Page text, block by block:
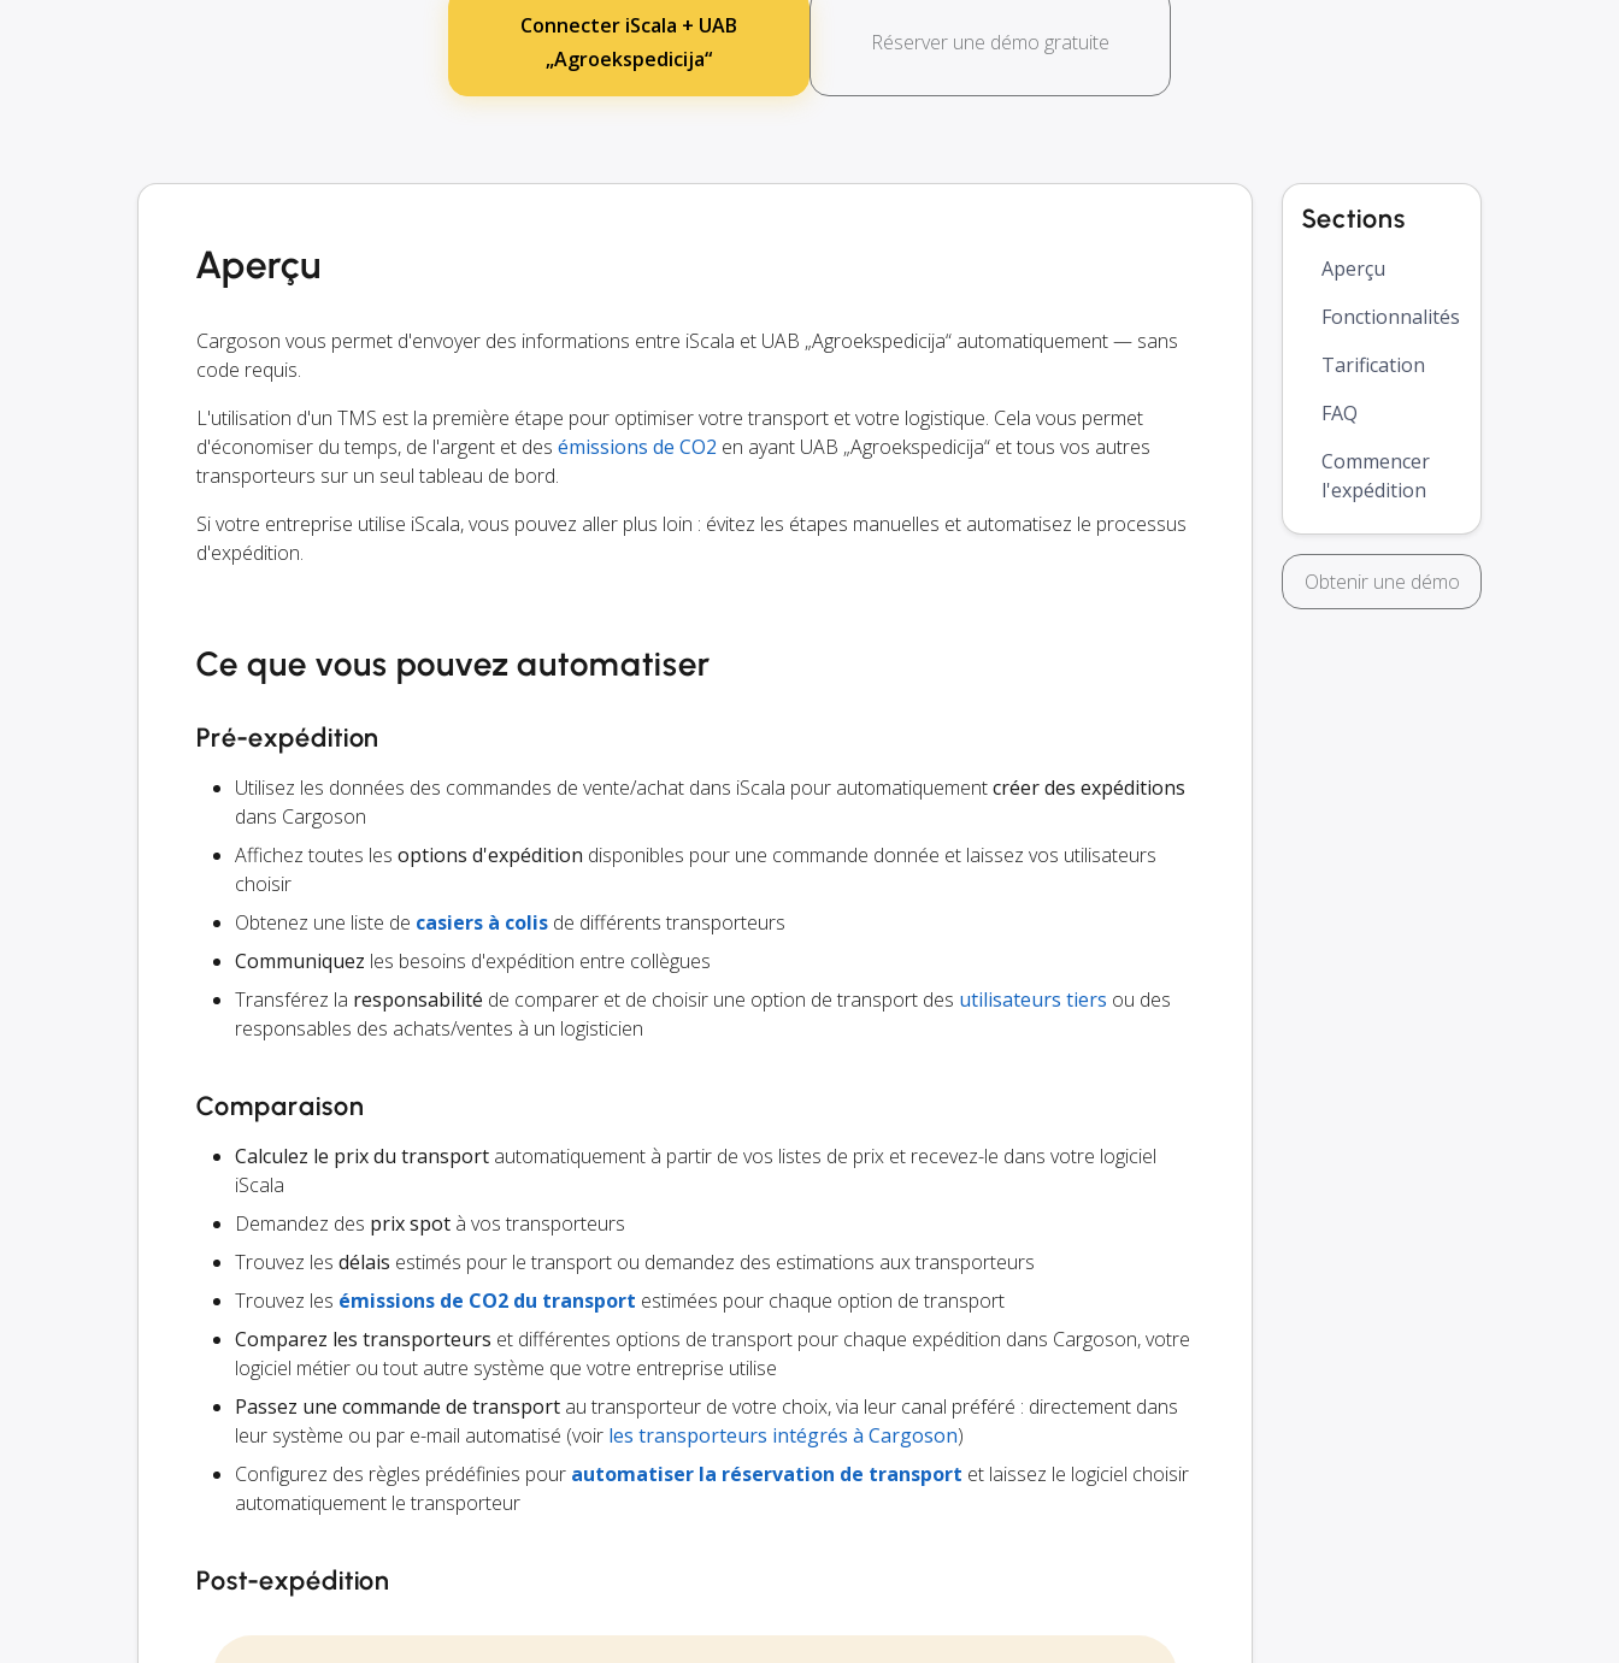
Connecter iScala + UAB
„Agroekspedicija“
Réserver une démo gratuite
Aperçu
Cargoson vous permet d'envoyer des informations entre iScala et UAB „Agroekspedicija“ automatiquement — sans
code requis.
L'utilisation d'un TMS est la première étape pour optimiser votre transport et votre logistique. Cela vous permet
d'économiser du temps, de l'argent et des émissions de CO2 en ayant UAB „Agroekspedicija“ et tous vos autres
transporteurs sur un seul tableau de bord.
Si votre entreprise utilise iScala, vous pouvez aller plus loin : évitez les étapes manuelles et automatisez le processus
d'expédition.
Ce que vous pouvez automatiser
Pré-expédition
Utilisez les données des commandes de vente/achat dans iScala pour automatiquementcréer des expéditions
dans Cargoson
Affichez toutes les options d'expédition disponibles pour une commande donnée et laissez vos utilisateurs
choisir
Obtenez une liste de casiers à colis de différents transporteurs
Communiquez les besoins d'expédition entre collègues
Transférez la responsabilité de comparer et de choisir une option de transport des utilisateurs tiers ou des
responsables des achats/ventes à un logisticien
Comparaison
Calculez le prix du transport automatiquement à partir de vos listes de prix et recevez-le dans votre logiciel
iScala
Demandez des prix spot à vos transporteurs
Trouvez les délais estimés pour le transport ou demandez des estimations aux transporteurs
Trouvez les émissions de CO2 du transport estimées pour chaque option de transport
Comparez les transporteurs et différentes options de transport pour chaque expédition dans Cargoson, votre
logiciel métier ou tout autre système que votre entreprise utilise
Passez une commande de transport au transporteur de votre choix, via leur canal préféré : directement dans
leur système ou par e-mail automatisé (voir les transporteurs intégrés à Cargoson)
Configurez des règles prédéfinies pour automatiser la réservation de transport et laissez le logiciel choisir
automatiquement le transporteur
Post-expédition
Sections
Aperçu
Fonctionnalités
Tarification
FAQ
Commencer
l'expédition
Obtenir une démo